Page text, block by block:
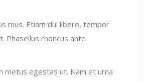
mus. Etiam dui libero, tempor
Phasellus rhoncus ante
metus egestas ut. Nam et urna